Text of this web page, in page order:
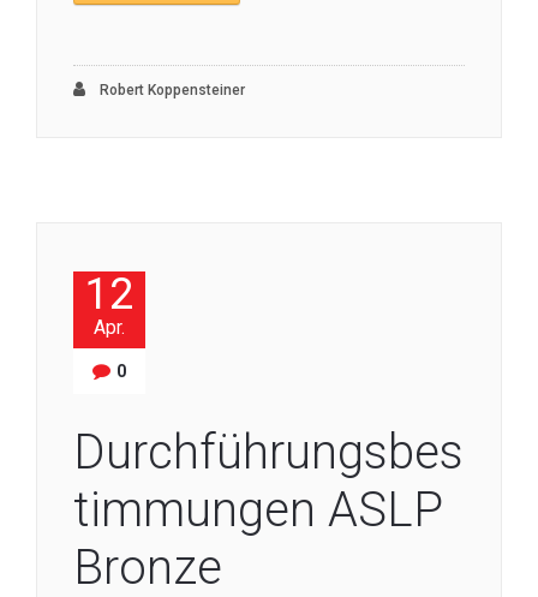
Robert Koppensteiner
12
Apr.
0
Durchführungsbes
timmungen ASLP
Bronze